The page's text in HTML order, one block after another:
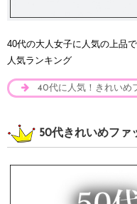
40代の大人女子に人気の上品
人気ランキング
40代に人気！きれいめ
50代きれいめファ